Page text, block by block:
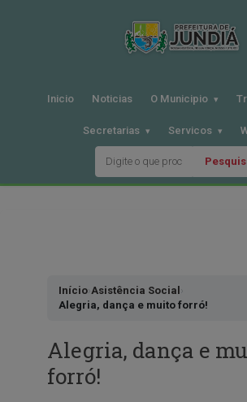
Inicio Noticias O Municipio
Secretarias Servicos
Início›Asistência Social ›
Alegria, dança e muito forró!
Alegria, dança e
forró!